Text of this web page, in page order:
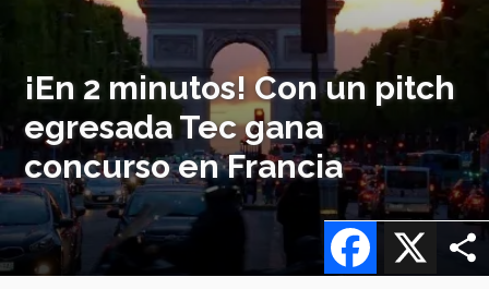
¡En 2 minutos! Con un pitch
egresada Tec gana
concurso en Francia
X
Facebook